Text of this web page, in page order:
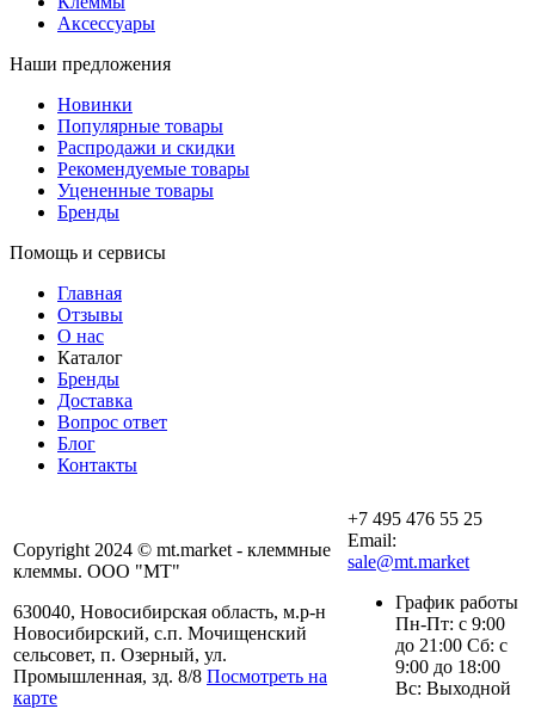
Аксессуары
Наши предложения
Новинки
Популярные товары
Распродажи и скидки
Рекомендуемые товары
Уцененные товары
Бренды
Помощь и сервисы
Главная
Отзывы
О нас
Каталог
Бренды
Доставка
Вопрос ответ
Блог
Контакты
Copyright 2024 © mt.market - клеммные
клеммы. ООО "МТ"
630040, Новосибирская область, м.р-н
Новосибирский, с.п. Мочищенский
сельсовет, п. Озерный, ул.
Промышленная, зд. 8/8 Посмотреть на
карте
+7 495 476 55 25
Email:
sale@mt.market
График работы
Пн-Пт: с 9:00
до 21:00 Сб: с
9:00 до 18:00
Вс: Выходной